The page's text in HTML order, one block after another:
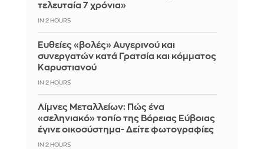
τελευταία 7 χρόνια»
IN 2 HOURS
Ευθείες «βολές» Αυγερινού και
συνεργατών κατά Γρατσία και κόμματος
Καρυστιανού
IN 2 HOURS
Λίμνες Μεταλλείων: Πώς ένα
«σεληνιακό» τοπίο της Βόρειας Εύβοιας
έγινε οικοσύστημα- Δείτε φωτογραφίες
IN 2 HOURS